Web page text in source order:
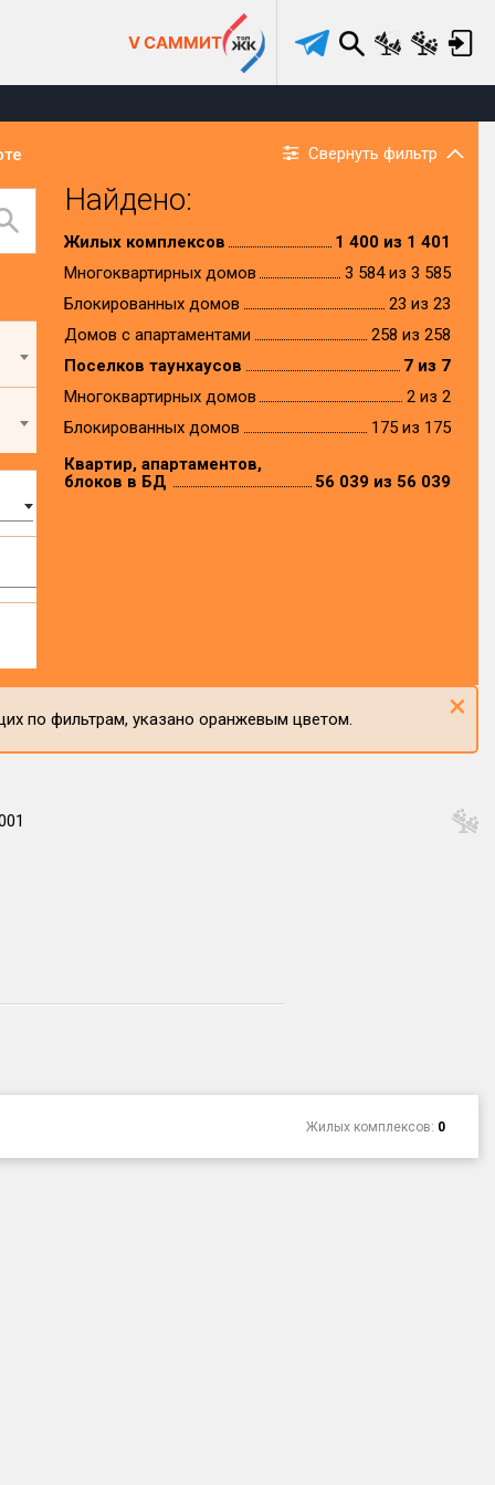
V САММИТ
Свернуть фильтр
Найдено:
Жилых комплексов
1 400 из 1 401
Многоквартирных домов
3 584 из 3 585
Блокированных домов
23 из 23
Домов с апартаментами
258 из 258
Поселков таунхаусов
7 из 7
Многоквартирных домов
2 из 2
Блокированных домов
175 из 175
Квартир, апартаментов,
блоков в БД
56 039 из 56 039
по фильтрам, указано оранжевым цветом. ×
Жилых комплексов: 0